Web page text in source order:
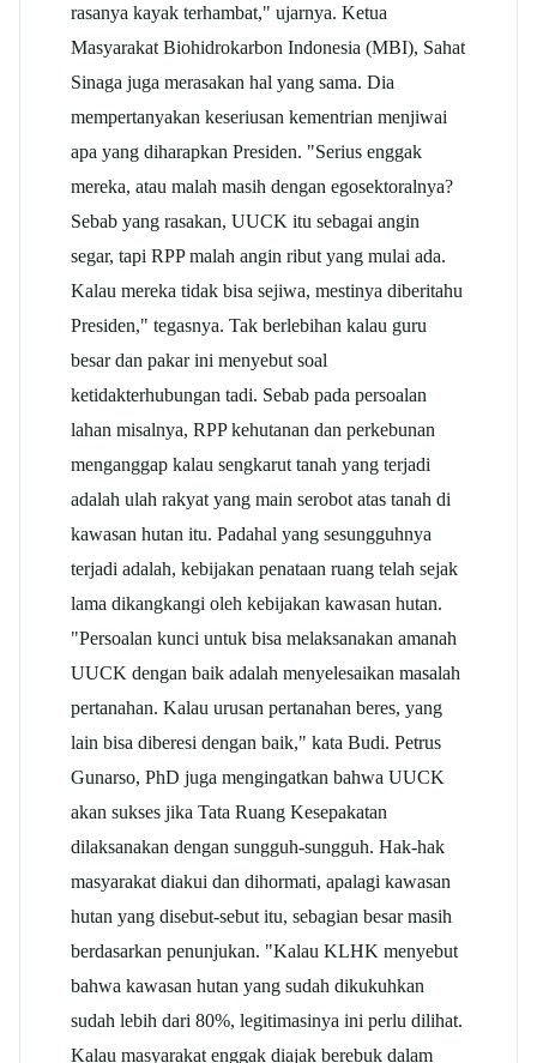
rasanya kayak terhambat," ujarnya. Ketua
Masyarakat Biohidrokarbon Indonesia (MBI), Sahat
Sinaga juga merasakan hal yang sama. Dia
mempertanyakan keseriusan kementrian menjiwai
apa yang diharapkan Presiden. "Serius enggak
mereka, atau malah masih dengan egosektoralnya?
Sebab yang rasakan, UUCK itu sebagai angin
segar, tapi RPP malah angin ribut yang mulai ada.
Kalau mereka tidak bisa sejiwa, mestinya diberitahu
Presiden," tegasnya. Tak berlebihan kalau guru
besar dan pakar ini menyebut soal
ketidakterhubungan tadi. Sebab pada persoalan
lahan misalnya, RPP kehutanan dan perkebunan
menganggap kalau sengkarut tanah yang terjadi
adalah ulah rakyat yang main serobot atas tanah di
kawasan hutan itu. Padahal yang sesungguhnya
terjadi adalah, kebijakan penataan ruang telah sejak
lama dikangkangi oleh kebijakan kawasan hutan.
"Persoalan kunci untuk bisa melaksanakan amanah
UUCK dengan baik adalah menyelesaikan masalah
pertanahan. Kalau urusan pertanahan beres, yang
lain bisa diberesi dengan baik," kata Budi. Petrus
Gunarso, PhD juga mengingatkan bahwa UUCK
akan sukses jika Tata Ruang Kesepakatan
dilaksanakan dengan sungguh-sungguh. Hak-hak
masyarakat diakui dan dihormati, apalagi kawasan
hutan yang disebut-sebut itu, sebagian besar masih
berdasarkan penunjukan. "Kalau KLHK menyebut
bahwa kawasan hutan yang sudah dikukuhkan
sudah lebih dari 80%, legitimasinya ini perlu dilihat.
Kalau masyarakat enggak diajak berebuk dalam